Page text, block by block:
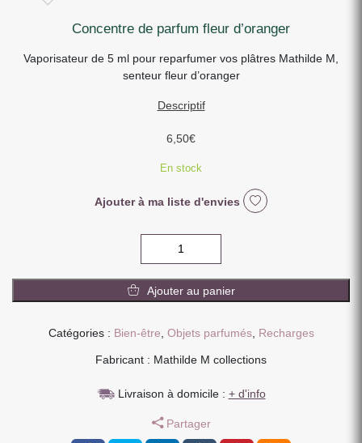
concentre de parfum fleur d’oranger
Vaporisateur de 5 ml pour reparfumer vos plâtres Mathilde M,
senteur fleur d’oranger
Descriptif
6,50€
En stock
Ajouter à ma liste d'envies
DE
FLEUR
D'ORANGER
Ajouter au panier
Catégories : Bien-être, Objets parfumés, Recharges
Fabricant : Mathilde M collections
Livraison à domicile : + d'info
Partager